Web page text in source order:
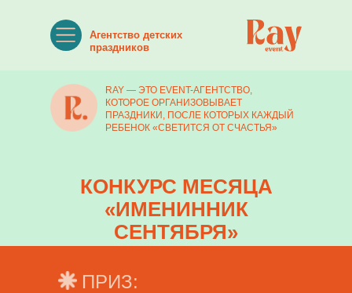
Агентство детских
праздников
КОНКУРС МЕСЯЦА
«ИМЕНИННИК
СЕНТЯБРЯ»
ПРИЗ:
RAY — ЭТО EVENT-АГЕНТСТВО,
КОТОРОЕ ОРГАНИЗОВЫВАЕТ
ПРАЗДНИКИ, ПОСЛЕ КОТОРЫХ КАЖДЫЙ
РЕБЕНОК «СВЕТИТСЯ ОТ СЧАСТЬЯ»